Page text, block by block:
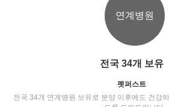
연계병원
전국 34개 보유
펫퍼스트
전국 34개 연계병원 보유로 분양 이후에도 건강